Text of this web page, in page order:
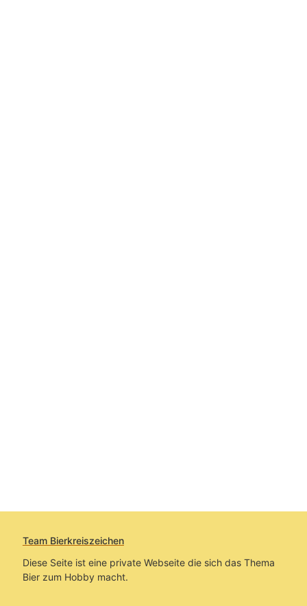
Team Bierkreiszeichen
Diese Seite ist eine private Webseite die sich das Thema
Bier zum Hobby macht.